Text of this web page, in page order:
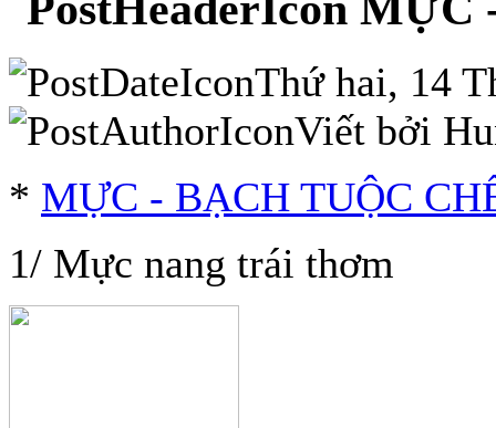
Thứ hai, 14
Viết bởi
* MỰC - BẠCH TUỘC
1/ Mực nang trái thơm